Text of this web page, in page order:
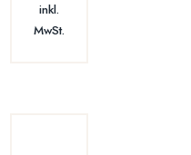
inkl.
MwSt.